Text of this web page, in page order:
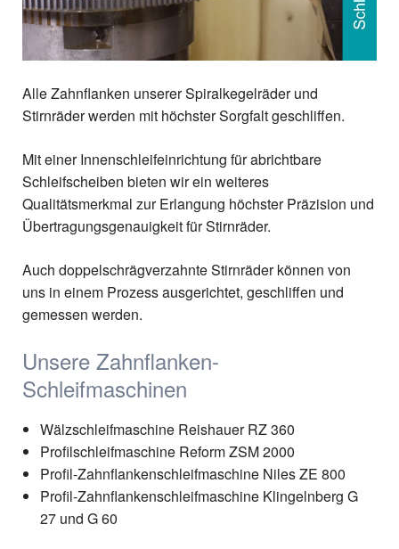
Alle Zahnflanken unserer Spiralkegelräder und
Stirnräder werden mit höchster Sorgfalt geschliffen.
Mit einer Innenschleifeinrichtung für abrichtbare
Schleifscheiben bieten wir ein weiteres
Qualitätsmerkmal zur Erlangung höchster Präzision und
Übertragungsgenauigkeit für Stirnräder.
Auch doppelschrägverzahnte Stirnräder können von
uns in einem Prozess ausgerichtet, geschliffen und
gemessen werden.
Unsere Zahnflanken-
Schleifmaschinen
Wälzschleifmaschine Reishauer RZ 360
Profilschleifmaschine Reform ZSM 2000
Profil-Zahnflankenschleifmaschine Niles ZE 800
Profil-Zahnflankenschleifmaschine Klingelnberg G
27 und G 60